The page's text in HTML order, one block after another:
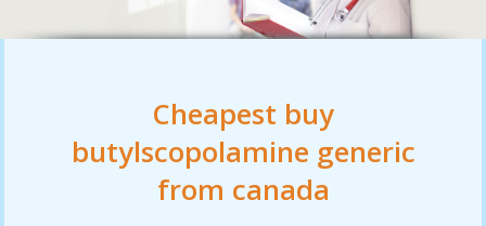
Cheapest buy
butylscopolamine generic
from canada